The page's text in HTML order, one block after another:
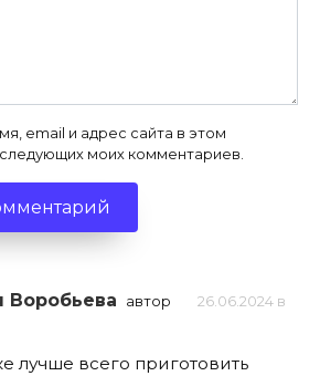
email и адрес сайта в этом
моих комментариев.
Воробьева автор
26.06.2024 в
лучше всего приготовить